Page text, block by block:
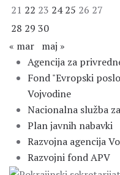
21 22 23 24 25 26 27
28 29 30
« mar maj »
Agencija za
Fond "Evropski
Vojvodine
Nacionalna služba
Plan javnih nabavki
Razvojna agencija
Razvojni fond APV